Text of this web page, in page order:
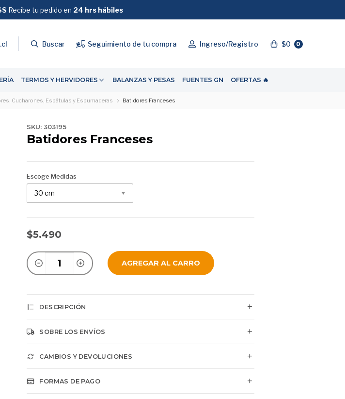
Buscar Seguimiento de tu compra Ingreso/Registro $0 0
TERMOS Y HERVIDORES BALANZAS Y PESAS FUENTES GN OFERTAS 🔥
SOBRE $39.990🚚 CÓDIGO
Recíbe tu pedido en 24 hrs hábiles
Cucharones, Espátulas y Espumaderas Batidores Franceses
SKU: 303195
Batidores Franceses
Escoge Medidas
$5.490
AGREGAR AL CARRO
DESCRIPCIÓN
SOBRE LOS ENVÍOS
CAMBIOS Y DEVOLUCIONES
FORMAS DE PAGO